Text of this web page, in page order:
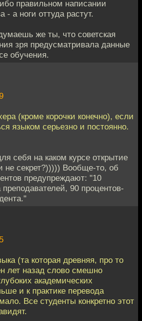
правильном написании
- а ноги оттуда растут.
же ты, что советская
зря предусматривала данные
обучения.
(кроме корочки конечно), если
языком серьезно и постоянно.
себя на каком курсе открытие
не секрет?))))) Вообще-то, об
предупреждают: "10
90 процентов-
(та которая древняя, про то
лет назад слово смешно
академических
и к практике перевода
Все студенты конкретно этот